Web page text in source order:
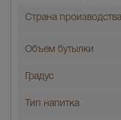
Страна производства
Объем бутылки
Градус
Тип напитка